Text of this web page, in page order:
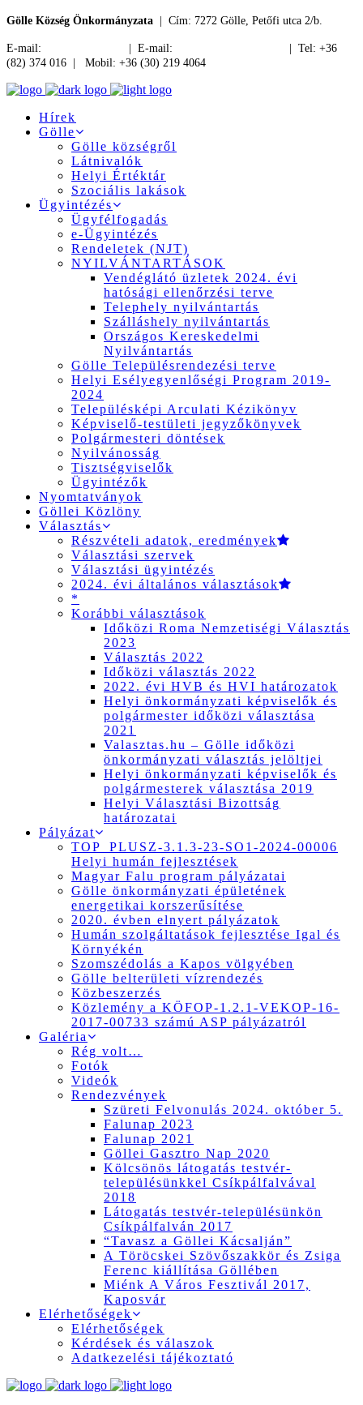
Gölle Község Önkormányzata | Cím: 7272 Gölle, Petőfi utca 2/b.
E-mail: | E-mail:
| Tel: +36
(82) 374 016 | Mobil: +36 (30) 219 4064
Hírek
Gölle
Gölle községről
Látnivalók
Helyi Értéktár
Szociális lakások
Ügyintézés
Ügyfélfogadás
e-Ügyintézés
Rendeletek (NJT)
NYILVÁNTARTÁSOK
Vendéglátó üzletek 2024. évi
hatósági ellenőrzési terve
Telephely nyilvántartás
Szálláshely nyilvántartás
Országos Kereskedelmi
Nyilvántartás
Gölle Településrendezési terve
Helyi Esélyegyenlőségi Program 2019-
2024
Településképi Arculati Kézikönyv
Képviselő-testületi jegyzőkönyvek
Polgármesteri döntések
Nyilvánosság
Tisztségviselők
Ügyintézők
Nyomtatványok
Göllei Közlöny
Választás
Részvételi adatok, eredmények
Választási szervek
Választási ügyintézés
2024. évi általános választások
*
Korábbi választások
Időközi Roma Nemzetiségi Választás
2023
Választás 2022
Időközi választás 2022
2022. évi HVB és HVI határozatok
Helyi önkormányzati képviselők és
polgármester időközi választása
2021
Valasztas.hu – Gölle időközi
önkormányzati választás jelöltjei
Helyi önkormányzati képviselők és
polgármesterek választása 2019
Helyi Választási Bizottság
határozatai
Pályázat
TOP_PLUSZ-3.1.3-23-SO1-2024-00006
Helyi humán fejlesztések
Magyar Falu program pályázatai
Gölle önkormányzati épületének
energetikai korszerűsítése
2020. évben elnyert pályázatok
Humán szolgáltatások fejlesztése Igal és
Környékén
Szomszédolás a Kapos völgyében
Gölle belterületi vízrendezés
Közbeszerzés
Közlemény a KÖFOP-1.2.1-VEKOP-16-
2017-00733 számú ASP pályázatról
Galéria
Rég volt…
Fotók
Videók
Rendezvények
Szüreti Felvonulás 2024. október 5.
Falunap 2023
Falunap 2021
Göllei Gasztro Nap 2020
Kölcsönös látogatás testvér-
településünkkel Csíkpálfalvával
2018
Látogatás testvér-településünkön
Csíkpálfalván 2017
“Tavasz a Göllei Kácsalján”
A Töröcskei Szövőszakkör és Zsiga
Ferenc kiállítása Göllében
Miénk A Város Fesztivál 2017,
Kaposvár
Elérhetőségek
Elérhetőségek
Kérdések és válaszok
Adatkezelési tájékoztató